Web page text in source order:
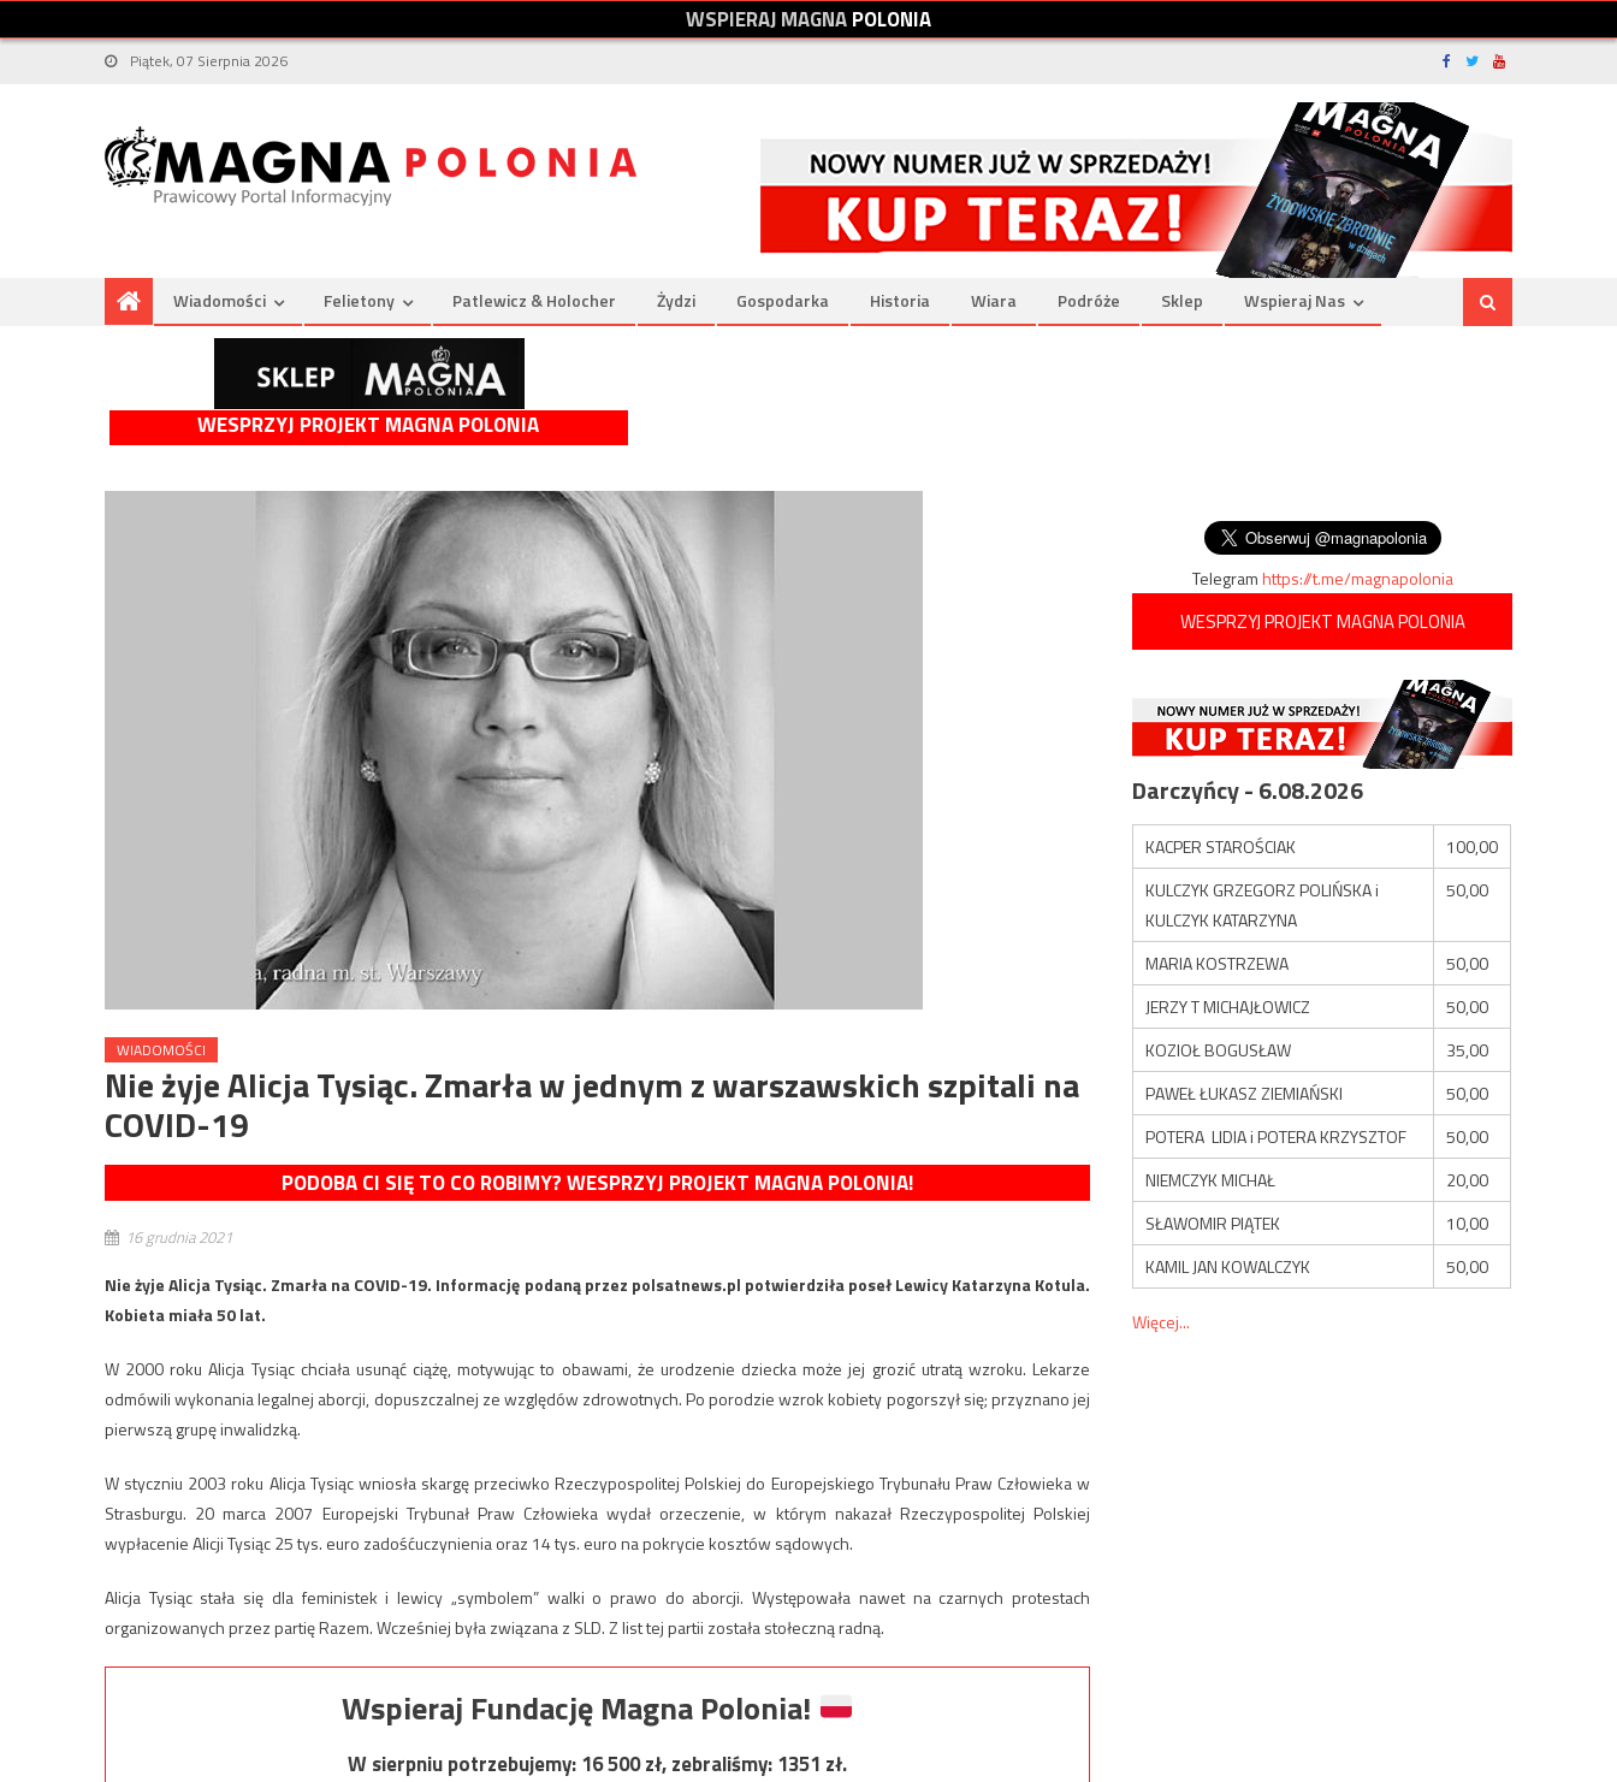
WSPIERAJMAGNAPOLONIA
Piątek, 07 Sierpnia 2026
Wiadomości Felietony Patlewicz & Holocher Żydzi Gospodarka Historia Wiara Podróże Sklep Wspieraj Nas
WESPRZYJ PROJEKT MAGNA POLONIA
WIADOMOŚCI
Nie żyje Alicja Tysiąc. Zmarła w jednym z warszawskich szpitali na
COVID-19
PODOBA CI SIĘ TO CO ROBIMY? WESPRZYJ PROJEKT MAGNA POLONIA!
16 grudnia 2021
Nie żyje Alicja Tysiąc. Zmarła na COVID-19. Informację podaną przez polsatnews.pl potwierdziła poseł Lewicy Katarzyna Kotula.
Kobieta miała 50 lat.
W 2000 roku Alicja Tysiąc chciała usunąć ciążę, motywując to obawami, że urodzenie dziecka może jej grozić utratą wzroku. Lekarze
odmówili wykonania legalnej aborcji, dopuszczalnej ze względów zdrowotnych. Po porodzie wzrok kobiety pogorszył się; przyznano jej
pierwszą grupę inwalidzką.
W styczniu 2003 roku Alicja Tysiąc wniosła skargę przeciwko Rzeczypospolitej Polskiej do Europejskiego Trybunału Praw Człowieka w
Strasburgu. 20 marca 2007 Europejski Trybunał Praw Człowieka wydał orzeczenie, w którym nakazał Rzeczypospolitej Polskiej
wypłacenie Alicji Tysiąc 25 tys. euro zadośćuczynienia oraz 14 tys. euro na pokrycie kosztów sądowych.
Alicja Tysiąc stała się dla feministek i lewicy „symbolem” walki o prawo do aborcji. Występowała nawet na czarnych protestach
organizowanych przez partię Razem. Wcześniej była związana z SLD. Z list tej partii została stołeczną radną.
Wspieraj Fundację Magna Polonia!
W sierpniu potrzebujemy:16 500zł, zebraliśmy:1351 zł.
Telegramhttps://t.me/magnapolonia
WESPRZYJ PROJEKT MAGNA POLONIA
Darczyńcy - 6.08.2026
KACPER STAROŚCIAK
100,00
KULCZYK GRZEGORZ POLIŃSKA i
KULCZYK KATARZYNA
50,00
MARIA KOSTRZEWA
50,00
JERZY T MICHAJŁOWICZ
50,00
KOZIOŁ BOGUSŁAW
35,00
PAWEŁ ŁUKASZ ZIEMIAŃSKI
50,00
POTERA LIDIA i POTERA KRZYSZTOF
50,00
NIEMCZYK MICHAŁ
20,00
SŁAWOMIR PIĄTEK
10,00
KAMIL JAN KOWALCZYK
50,00
Więcej...